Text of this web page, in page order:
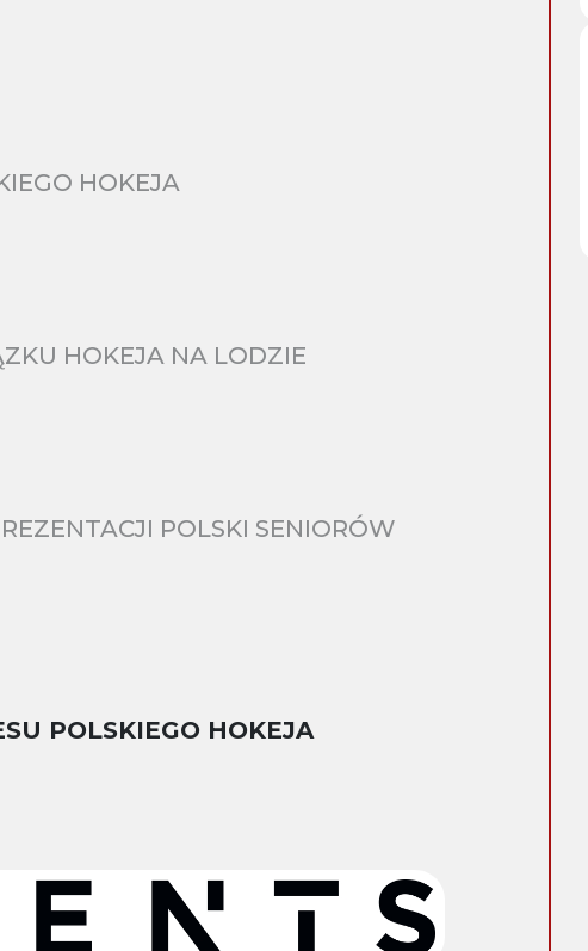
HOKEJA
HOKEJA NA LODZIE
POLSKI SENIORÓW
POLSKIEGO HOKEJA